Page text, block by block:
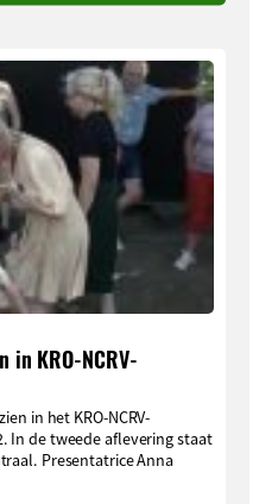
in KRO-NCRV-
in het KRO-NCRV-
In de tweede aflevering staat
Presentatrice Anna